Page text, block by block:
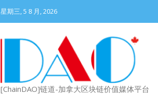
星期三, 5 8 月, 2026
[ChainDAO]链道-加拿大区块链价值媒体平台